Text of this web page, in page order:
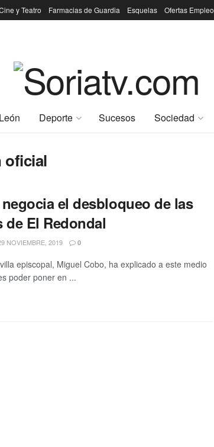
y Teatro Farmacias de Guardia Esquelas Ofertas Empleo
Deporte Sucesos Sociedad
oficial
el desbloqueo de las
de El Redondal
NOVIEMBRE, 2019 0
episcopal, Miguel Cobo, ha explicado a este medio
poder poner en ...